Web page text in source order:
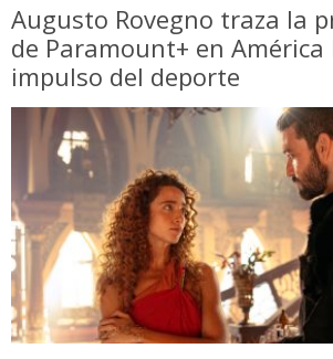
Augusto Rovegno traza la
de Paramount+ en
impulso del deporte